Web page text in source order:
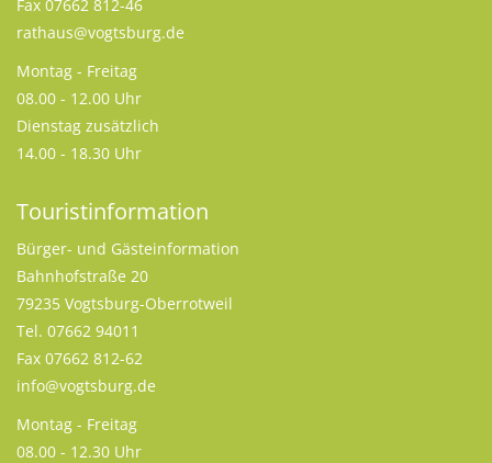
Fax 07662 812-46
rathaus@vogtsburg.de
Montag - Freitag
08.00 - 12.00 Uhr
Dienstag zusätzlich
14.00 - 18.30 Uhr
Touristinformation
Bürger- und Gästeinformation
Bahnhofstraße 20
79235 Vogtsburg-Oberrotweil
Tel. 07662 94011
Fax 07662 812-62
info@vogtsburg.de
Montag - Freitag
08.00 - 12.30 Uhr